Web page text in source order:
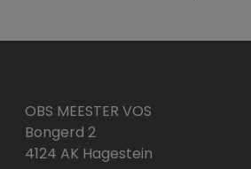
OBS MEESTER VOS
Bongerd 2
4124 AK Hagestein